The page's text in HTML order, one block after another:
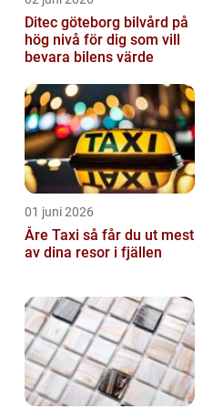
Ditec göteborg bilvård på
hög nivå för dig som vill
bevara bilens värde
01 juni 2026
Åre Taxi så får du ut mest
av dina resor i fjällen